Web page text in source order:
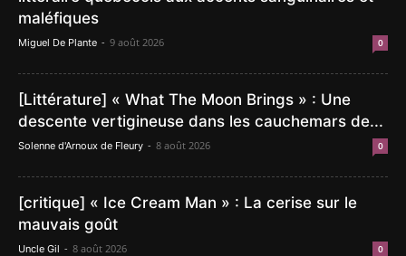
maléfiques
Miguel De Plante - 9 août 2026 0
[Littérature] « What The Moon Brings » : Une
descente vertigineuse dans les cauchemars de...
Solenne d'Arnoux de Fleury - 8 août 2026 0
[critique] « Ice Cream Man » : La cerise sur le
mauvais goût
Uncle Gil - 8 août 2026 0